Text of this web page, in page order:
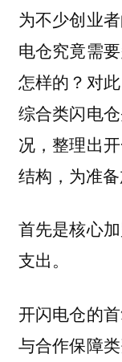
为不少创业
电仓究竟需
怎样的？对
综合类闪电
况，整理出
结构，为准
首先是核心
支出。
开闪电仓的
与合作保障